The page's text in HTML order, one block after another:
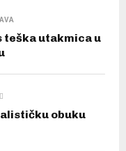
teška utakmica u
obuku